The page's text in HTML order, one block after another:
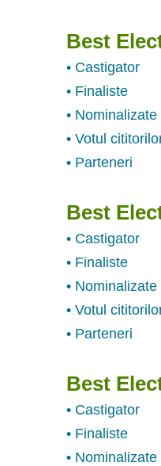
Best
• Castigator
• Finaliste
• Nominalizate
• Votul
• Parteneri
Best
• Castigator
• Finaliste
• Nominalizate
• Votul
• Parteneri
Best
• Castigator
• Finaliste
• Nominalizate